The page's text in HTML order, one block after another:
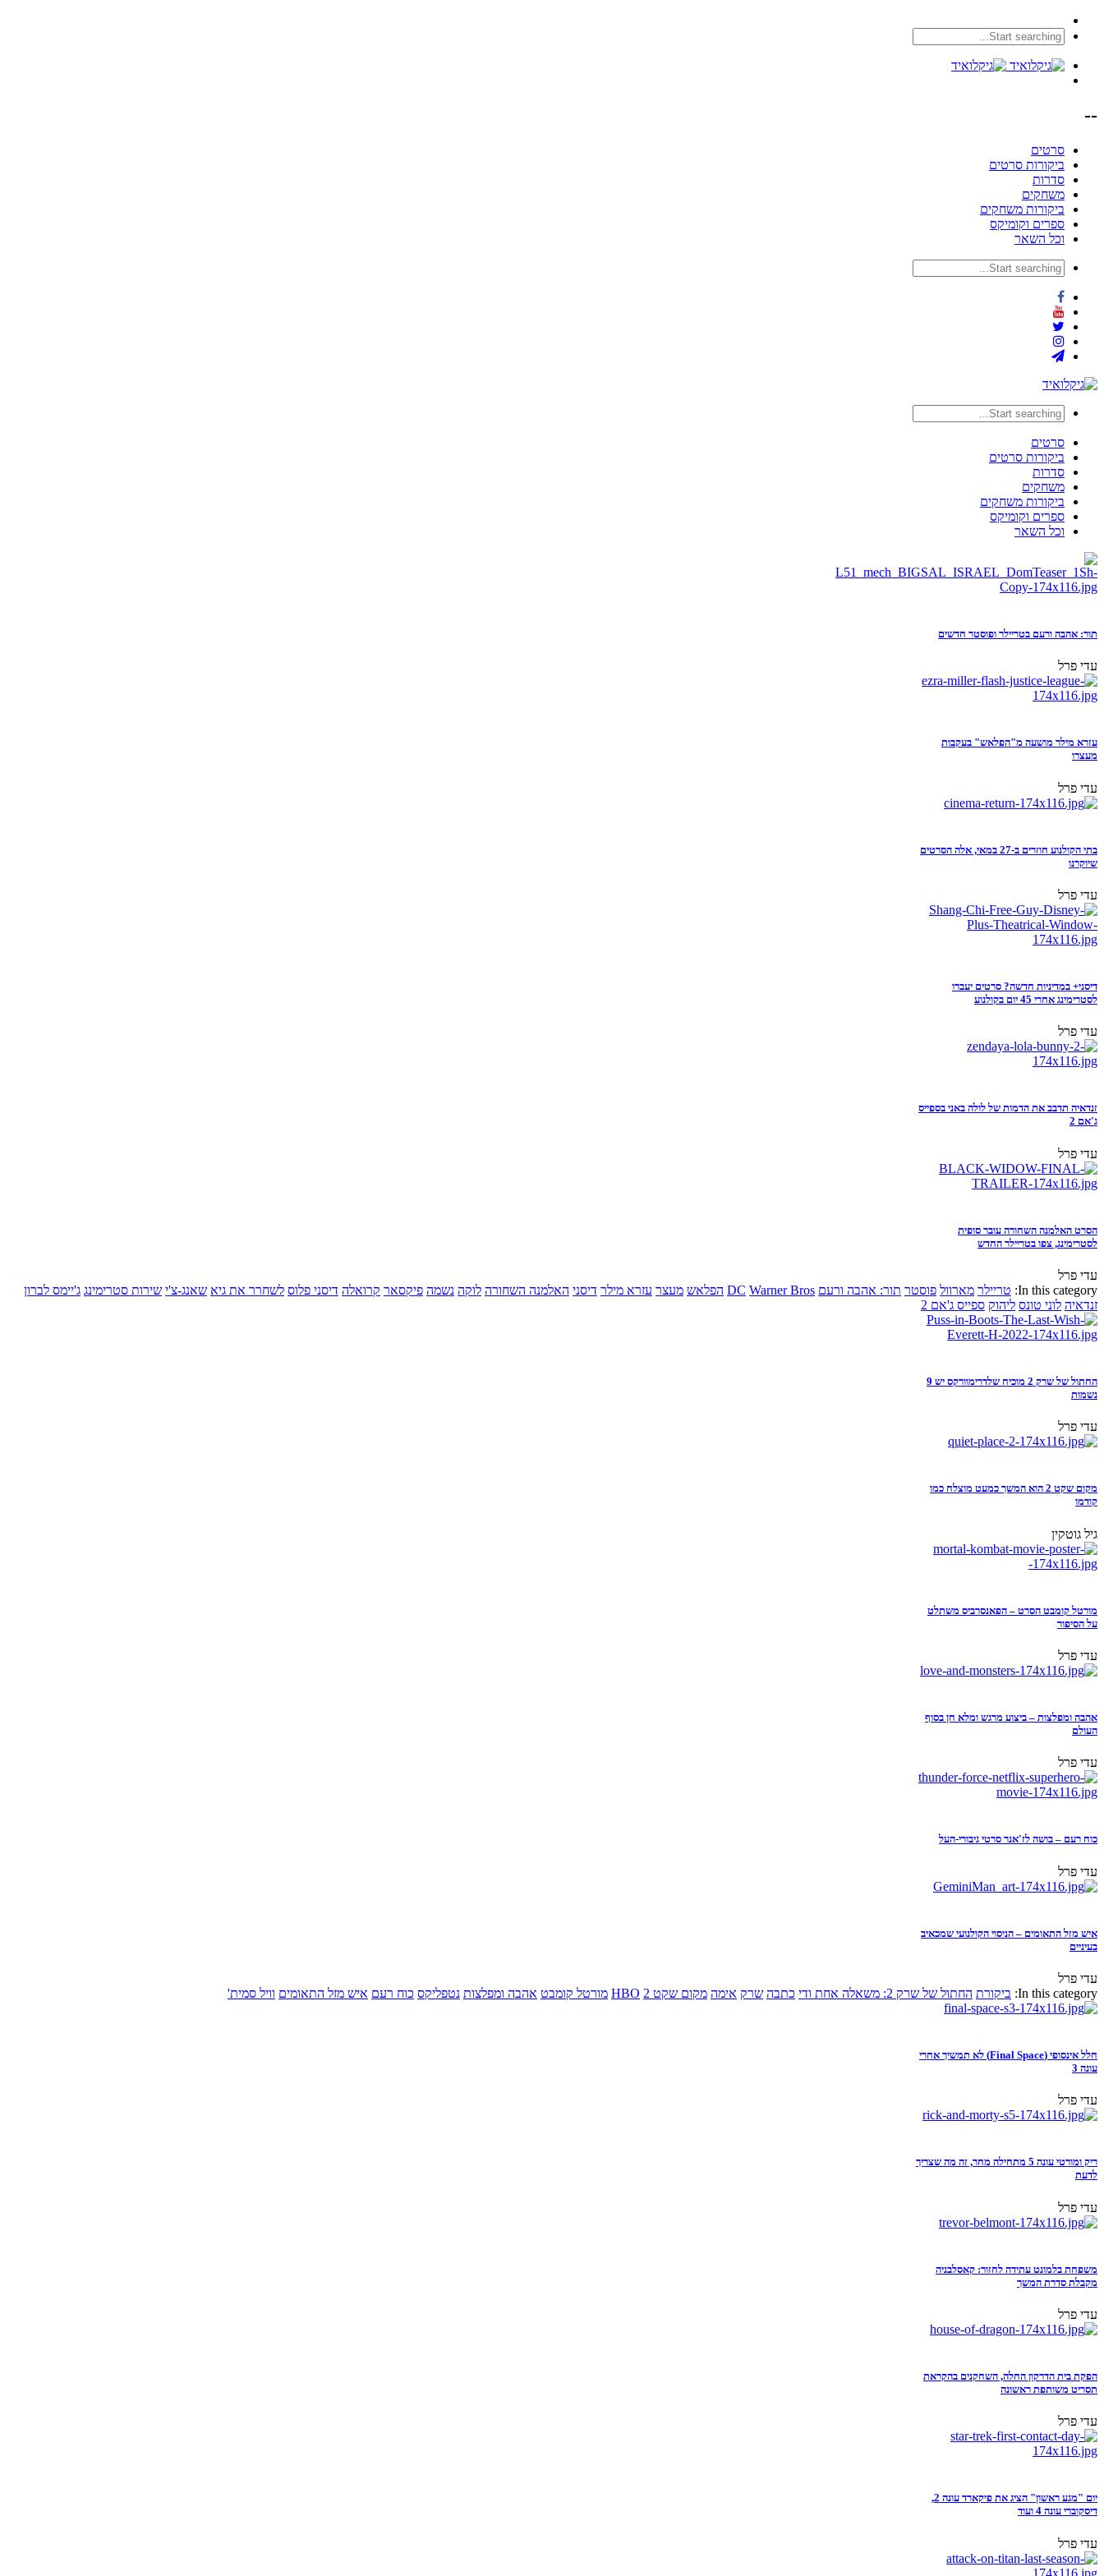
--
סרטים
ביקורות סרטים
סדרות
משחקים
ביקורות משחקים
ספרים וקומיקס
וכל השאר
סרטים
ביקורות סרטים
סדרות
משחקים
ביקורות משחקים
ספרים וקומיקס
וכל השאר
תור: אהבה ורעם בטריילר ופוסטר חדשים
עדי פרל
עזרא מילר מושעה מ"הפלאש" בעקבות
מעצרו
עדי פרל
בתי הקולנוע חוזרים ב-27 במאי, אלה הסרטים
שיוקרנו
עדי פרל
דיסני+ במדיניות חדשה? סרטים יעברו
לסטרימינג אחרי 45 יום בקולנוע
עדי פרל
זנדאיה תדבב את הדמות של לולה באני בספייס
ג'אם 2
עדי פרל
הסרט האלמנה השחורה עובר סופית
לסטרימינג, צפו בטריילר החדש
עדי פרל
In this category: טריילר מארוול פוסטר תור: אהבה ורעם DC Warner Bros הפלאש מעצר עזרא מילר דיסני האלמנה השחורה לוקה נשמה פיקסאר קרואלה דיסני פלוס לשחרר את גיא שאנג-צ'י שירות סטרימינג ג'יימס לברון
זנדאיה לוני טונס ליהוק ספייס ג'אם 2
החתול של שרק 2 מוכיח שלדרימוורקס יש 9
נשמות
עדי פרל
מקום שקט 2 הוא המשך כמעט מוצלח כמו
קודמו
גיל גוטקין
מורטל קומבט הסרט – הפאנסרביס משתלט
על הסיפור
עדי פרל
אהבה ומפלצות – ביצוע מרגש ומלא חן בסוף
העולם
עדי פרל
כוח רעם – בושה לז'אנר סרטי גיבורי-העל
עדי פרל
איש מזל התאומים – הניסוי הקולנועי שמכאיב
בעיניים
עדי פרל
In this category: ביקורת החתול של שרק 2: משאלה אחת ודי כתבה שרק אימה מקום שקט 2 HBO מורטל קומבט אהבה ומפלצות נטפליקס כוח רעם איש מזל התאומים וויל סמית'
חלל אינסופי (Final Space) לא תמשיך אחרי
עונה 3
עדי פרל
ריק ומורטי עונה 5 מתחילה מחר, זה מה שצריך
לדעת
עדי פרל
משפחת בלמונט עתידה לחזור: קאסלבניה
מקבלת סדרת המשך
עדי פרל
הפקת בית הדרקון החלה, השחקנים בהקראת
תסריט משותפת ראשונה
עדי פרל
יום "מגע ראשון" הציג את פיקארד עונה 2,
דיסקוברי עונה 4 ועוד
עדי פרל